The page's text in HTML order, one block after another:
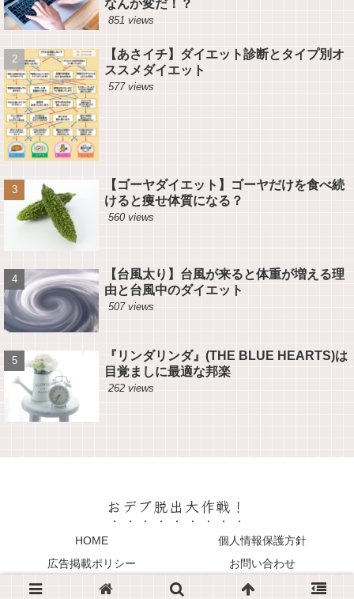
なんか変だ！？
851 views
【あさイチ】ダイエット診断とタイプ別オ
ススメダイエット
577 views
【ゴーヤダイエット】ゴーヤだけを食べ続
けると痩せ体質になる？
560 views
【台風太り】台風が来ると体重が増える理
由と台風中のダイエット
507 views
『リンダリンダ』(THE BLUE HEARTS)は
目覚ましに最適な邦楽
262 views
おデブ脱出大作戦！
HOME
個人情報保護方針
広告掲載ポリシー
お問い合わせ
© 2021 おデブ脱出大作戦！.